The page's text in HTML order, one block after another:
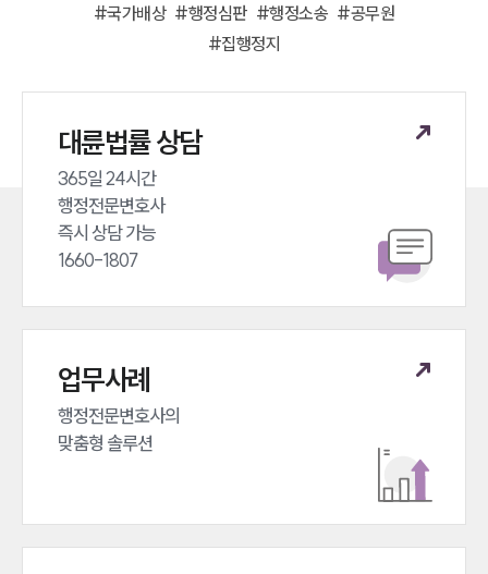
#국가배상 #행정심판 #행정소송 #공무원
#집행정지
대륜법률 상담
365일 24시간
행정전문변호사
즉시 상담 가능
1660-1807
업무사례
행정전문변호사의
맞춤형 솔루션